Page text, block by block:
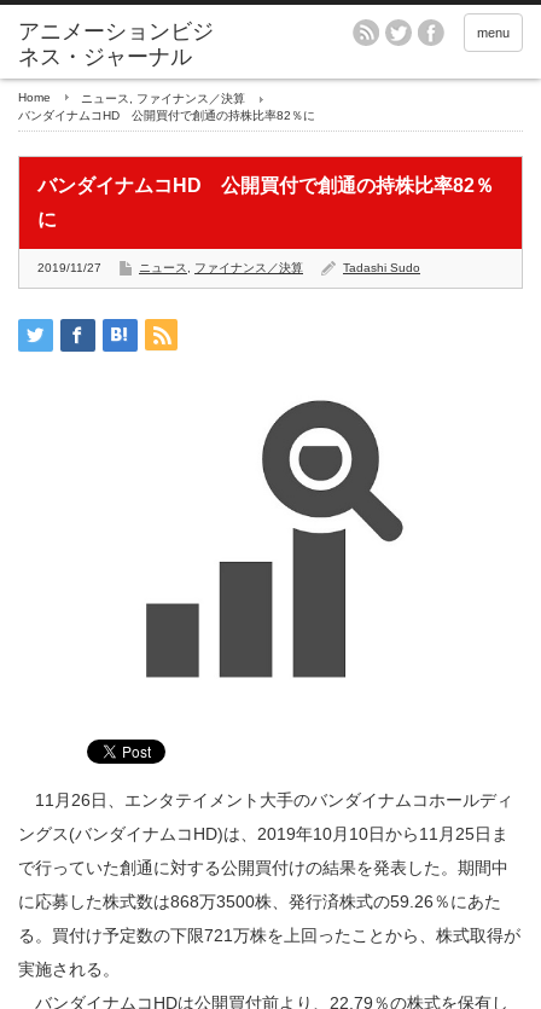
アニメーションビジ
ネス・ジャーナル
menu
Home ニュース
ファイナンス／決算
バンダイナムコHD 公開買付で創通の持株比率82％に
バンダイナムコHD 公開買付で創通の持株比率82％
に
2019/11/27 ニュース ファイナンス／決算 Tadashi Sudo
11月26日、エンタテイメント大手のバンダイナムコホールディ
ングス(バンダイナムコHD)は、2019年10月10日から11月25日ま
で行っていた創通に対する公開買付けの結果を発表した。期間中
に応募した株式数は868万3500株、発行済株式の59.26％にあた
る。買付け予定数の下限721万株を上回ったことから、株式取得が
実施される。
バンダイナムコHDは公開買付前より、22.79％の株式を保有し